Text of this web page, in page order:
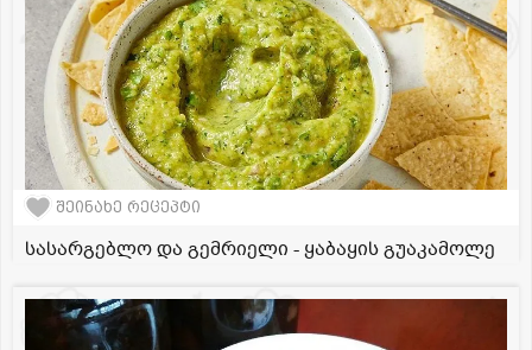
შეინახე რეცეპტი
სასარგებლო და გემრიელი - ყაბაყის გუაკამოლე